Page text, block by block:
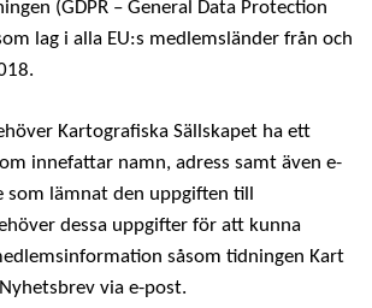
(GDPR – General Data Protection
lag i alla EU:s medlemsländer från och
Kartografiska Sällskapet ha ett
innefattar namn, adress samt även e-
som lämnat den uppgiften till
dessa uppgifter för att kunna
såsom tidningen Kart
via e-post.